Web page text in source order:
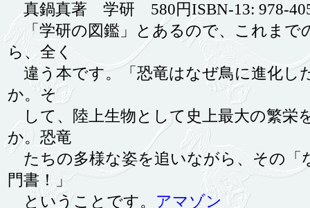
真鍋真著 学研 580円ISBN-13: 978-
「学研の図鑑」とあるので、これまで
ら、全く
違う本です。「恐竜はなぜ鳥に進化し
か。そ
して、陸上生物として史上最大の繁栄
か。恐竜
たちの多様な姿を追いながら、その「
門書！」
ということです。 アマゾン